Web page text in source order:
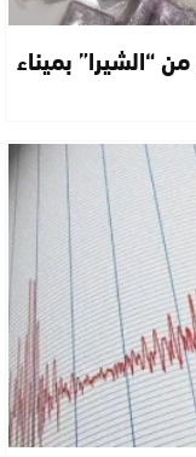
“الشيرا” بميناء